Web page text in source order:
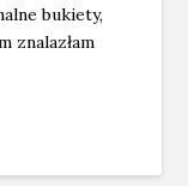
bukiety,
znalazłam